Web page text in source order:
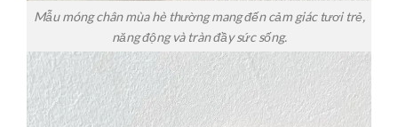
Mẫu móng chân mùa hè thường mang đến cảm giác tươi trẻ,
năng động và tràn đầy sức sống.